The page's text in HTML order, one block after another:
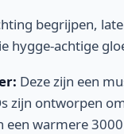
begrijpen,
hygge-achtige
Deze zijn een
zijn ontworpen
warmere